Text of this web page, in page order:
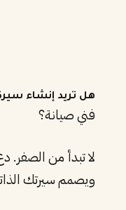
هل تريد إنشاء
فني صيانة؟
لا تبدأ من الصفر.
ويصمم سيرتك